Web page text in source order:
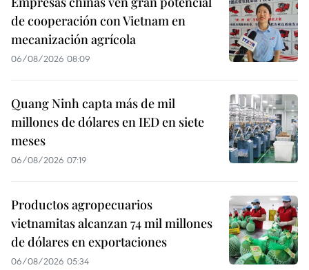
de cooperación con Vietnam en
mecanización agrícola
06/08/2026 08:09
Quang Ninh capta más de mil
millones de dólares en IED en siete
meses
06/08/2026 07:19
Productos agropecuarios
vietnamitas alcanzan 74 mil millones
de dólares en exportaciones
06/08/2026 05:34